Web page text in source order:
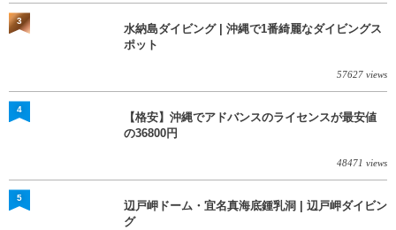
水納島ダイビング | 沖縄で1番綺麗なダイビングス
ポット
57627 views
3
【格安】沖縄でアドバンスのライセンスが最安値
の36800円
48471 views
4
辺戸岬ドーム・宜名真海底鍾乳洞 | 辺戸岬ダイビン
グ
5